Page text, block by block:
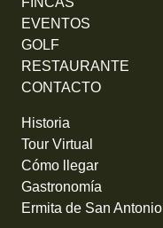
EVENTOS
GOLF
RESTAURANTE
CONTACTO
Historia
Tour Virtual
Cómo llegar
Gastronomía
Ermita de San Antonio